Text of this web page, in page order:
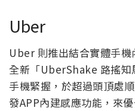
Uber
Uber 則推出結合實體手
全新「UberShake 路搖知
手機緊握，於超過頭頂處
發APP內建感應功能，來